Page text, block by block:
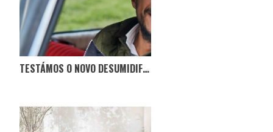
TESTÁMOS O NOVO DESUMIDIFICADOR NO CITROËN BOCA DE SAPO